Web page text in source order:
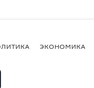
ЭКОНОМИКА